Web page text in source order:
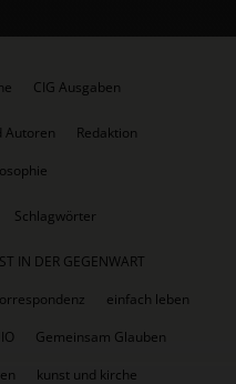
CIG Ausgaben
Autoren
Redaktion
Schlagwörter
IN DER GEGENWART
einfach leben
Gemeinsam Glauben
kunst und kirche